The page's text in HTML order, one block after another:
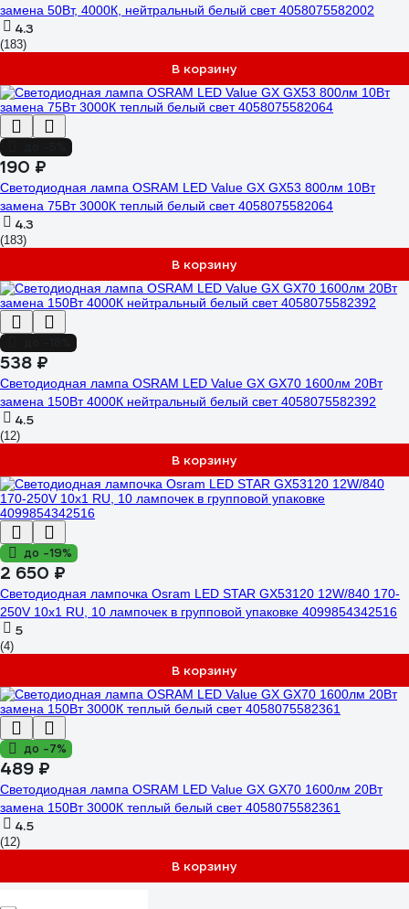
замена 50Вт, 4000К, нейтральный белый свет 4058075582002
4.3
(183)
В корзину
190 ₽
Светодиодная лампа OSRAM LED Value GX GX53 800лм 10Вт
замена 75Вт 3000К теплый белый свет 4058075582064
4.3
(183)
В корзину
538 ₽
Светодиодная лампа OSRAM LED Value GX GX70 1600лм 20Вт
замена 150Вт 4000К нейтральный белый свет 4058075582392
4.5
(12)
В корзину
до -19%
2 650 ₽
Светодиодная лампочка Osram LED STAR GX53120 12W/840 170-
250V 10x1 RU, 10 лампочек в групповой упаковке 4099854342516
5
(4)
В корзину
до -7%
489 ₽
Светодиодная лампа OSRAM LED Value GX GX70 1600лм 20Вт
замена 150Вт 3000К теплый белый свет 4058075582361
4.5
(12)
В корзину